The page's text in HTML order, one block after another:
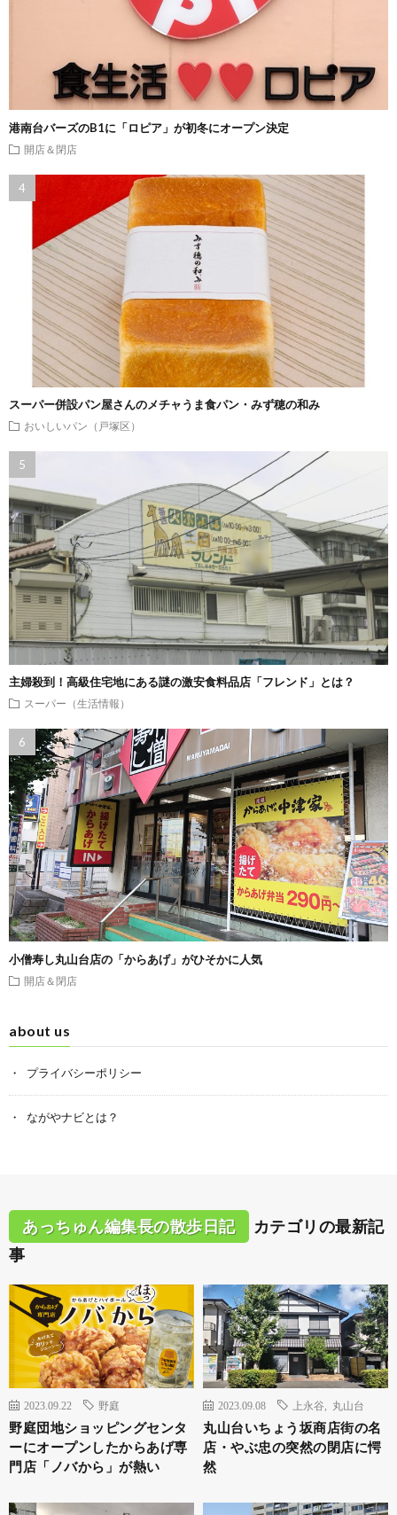
港南台バーズのB1に「ロピア」が初冬にオープン決定
開店＆閉店
スーパー併設パン屋さんのメチャうま食パン・みず穂の和み
おいしいパン（戸塚区）
主婦殺到！高級住宅地にある謎の激安食料品店「フレンド」とは？
スーパー（生活情報）
小僧寿し丸山台店の「からあげ」がひそかに人気
開店＆閉店
about us
プライバシーポリシー
ながやナビとは？
あっちゅん編集長の散歩日記
カテゴリの最新記
事
2023.09.22 野庭
野庭団地ショッピングセンタ
ーにオープンしたからあげ専
門店「ノバから」が熱い
2023.09.08 上永谷 丸山台
丸山台いちょう坂商店街の名
店・やぶ忠の突然の閉店に愕
然